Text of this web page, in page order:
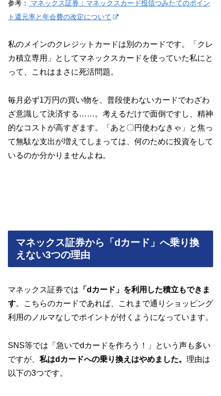
参考：
マネックス証券：マネックスカード投信つみたてのポイン
ト還元率と年会費の改定について
私のメインのクレジットカードは別のカードです。「クレ
カ積立専用」としてマネックスカードを使っていた私にと
って、これはまさに死活問題。
毎月必ず1万円の買い物を、普段使わないカードでわざわ
ざ意識して決済する……。考えるだけで面倒ですし、精神
的なコストが高すぎます。「あと〇円使わなきゃ」と焦っ
て無駄な支出が増えてしまっては、何のために投資をして
いるのか分かりませんよね。
マネックス証券から「dカード」へ乗り換
えない3つの理由
マネックス証券では 「dカード」を利用した積立もできま
す。こちらのカードであれば、これまで通りショッピング
利用のノルマなしでポイントが付くようになっています。
SNS等では「急いでdカードを作ろう！」という声も多い
ですが、 私はdカードへの乗り換えはやめました。 理由は
以下の3つです。